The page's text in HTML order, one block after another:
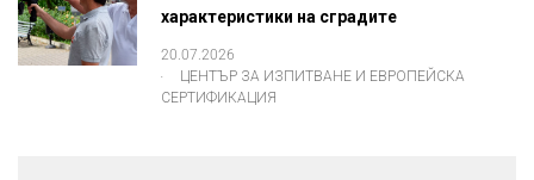
характеристики на сградите
20.07.2026
ЦЕНТЪР ЗА ИЗПИТВАНЕ И ЕВРОПЕЙСКА
СЕРТИФИКАЦИЯ